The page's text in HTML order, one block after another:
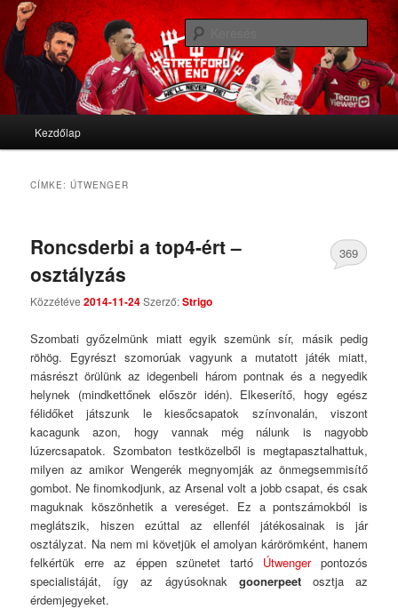
Stretford End
We'll never die
Tovább az elsődleges tartalomra
Tovább a másodlagos tartalomra
Kezdőlap
CÍMKE:ÚTWENGER
Roncsderbi a top4-ért –
osztályzás
Közzétéve2014-11-24Szerző:Strigo
369
Szombati győzelmünk miatt egyik szemünk sír, másik pedig
röhög. Egyrészt szomorúak vagyunk a mutatott játék miatt,
másrészt örülünk az idegenbeli három pontnak és a negyedik
helynek (mindkettőnek először idén). Elkeserítő, hogy egész
félidőket játszunk le kiesőcsapatok színvonalán, viszont
kacagunk azon, hogy vannak még nálunk is nagyobb
lúzercsapatok. Szombaton testközelből is megtapasztalhattuk,
milyen az amikor Wengerék megnyomják az önmegsemmisítő
gombot. Ne finomkodjunk, az Arsenal volt a jobb csapat, és csak
maguknak köszönhetik a vereséget. Ez a pontszámokból is
meglátszik, hiszen ezúttal az ellenfél játékosainak is jár
osztályzat. Na nem mi követjük el amolyan kárörömként, hanem
felkértük erre az éppen szünetet tartó Útwengerpontozós
specialistáját, így az ágyúsoknak goonerpeetosztja az
érdemjegyeket.